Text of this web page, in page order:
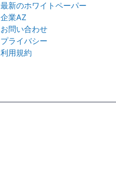
最新のホワイトペーパー
企業AZ
お問い合わせ
プライバシー
利用規約